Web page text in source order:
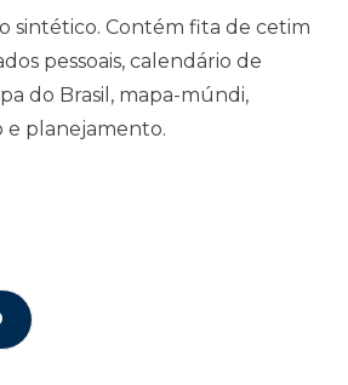
sintético. Contém fita de cetim
pessoais, calendário de
do Brasil, mapa-múndi,
planejamento.